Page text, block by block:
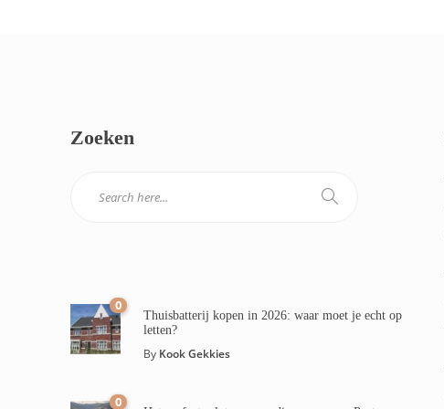
Zoeken
0
Thuisbatterij kopen in 2026: waar moet je echt op
letten?
By Kook Gekkies
0